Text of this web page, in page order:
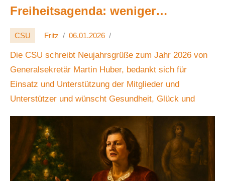
Freiheitsagenda: weniger
Bürokratie, Investitionen, Bildung,
Digitalisierung, Krisenhilfe 🚀🇩🇪
CSU Fritz 06.01.2026
Die CSU schreibt Neujahrsgrüße zum Jahr 2026 von
Generalsekretär Martin Huber, bedankt sich für
Einsatz und Unterstützung der Mitglieder und
Unterstützer und wünscht Gesundheit, Glück und